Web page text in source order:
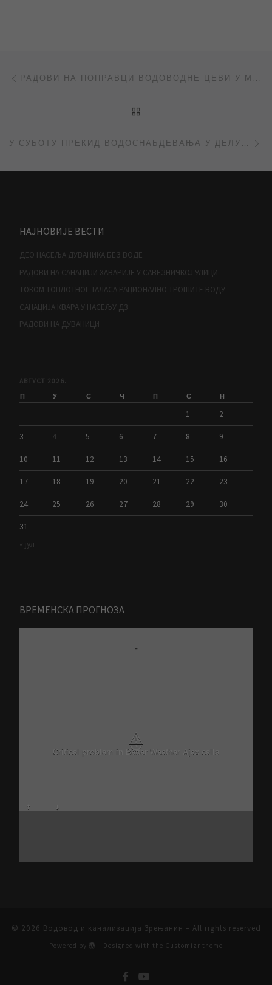
Post navigation РАДОВИ НА ПОПРАВЦИ ВОДОВОДНЕ ЦЕВИ У МЕЛЕНЦИМА
У СУБОТУ ПРЕКИД ВОДОСНАБДЕВАЊА У ДЕЛУ ПАНЧЕВАЧКЕ И ОКОЛНИМ УЛИЦАМА
НАЈНОВИЈЕ ВЕСТИ
ДЕО НАСЕЉА ДУВАНИКА БЕЗ ВОДЕ
РАДОВИ НА САНАЦИЈИ ХАВАРИЈЕ У САВЕЗНИЧКОЈ УЛИЦИ
ТОКОМ ТОПЛОТНОГ ТАЛАСА РАЦИОНАЛНО ТРОШИТЕ ВОДУ
САНАЦИЈА КВАРА У НАСЕЉУ Д3
РАДОВИ НА ДУВАНИЦИ
АВГУСТ 2026.
П У С Ч П С Н
1 2
3 4 5 6 7 8 9
10 11 12 13 14 15 16
17 18 19 20 21 22 23
24 25 26 27 28 29 30
31
« јул
ВРЕМЕНСКА ПРОГНОЗА
-
⚠
Critical problem in Better Weather Ajax calls
© 2026 Водовод и канализација Зрењанин – All rights reserved
Powered by – Designed with the Customizr theme